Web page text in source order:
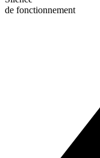
de fonctionnement